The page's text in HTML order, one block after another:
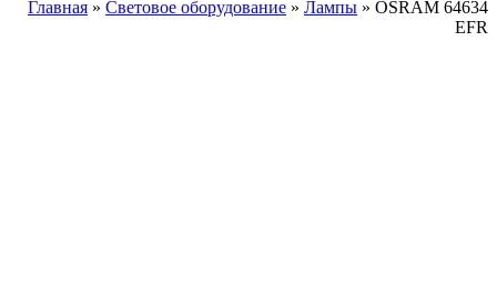
Главная » Световое оборудование » Лампы » OSRAM 64634
EFR